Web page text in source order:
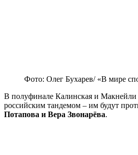
Фото: Олег Бухарев/ «В мире
В полуфинале Калинская и Макнейли
российским тандемом – им будут
Потапова и Вера Звонарёва.